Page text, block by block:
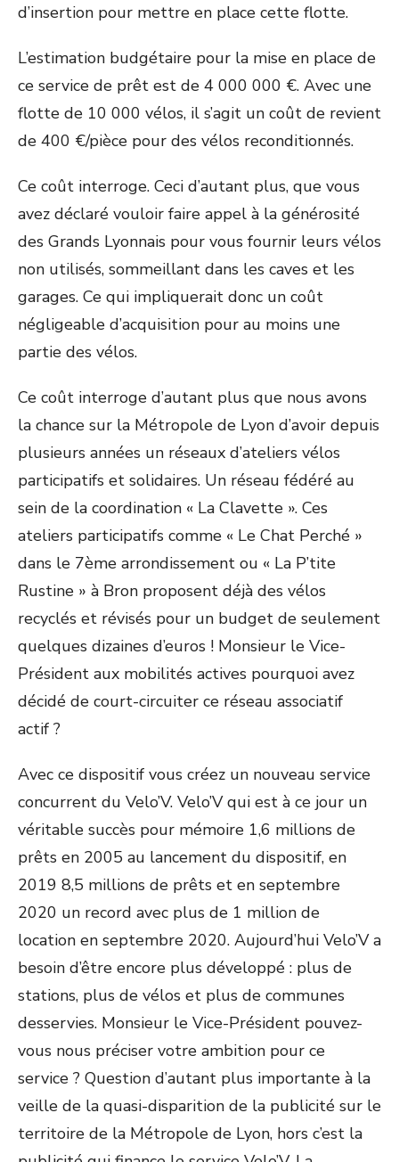
d’insertion pour mettre en place cette flotte.
L’estimation budgétaire pour la mise en place de
ce service de prêt est de 4 000 000 €. Avec une
flotte de 10 000 vélos, il s’agit un coût de revient
de 400 €/pièce pour des vélos reconditionnés.
Ce coût interroge. Ceci d’autant plus, que vous
avez déclaré vouloir faire appel à la générosité
des Grands Lyonnais pour vous fournir leurs vélos
non utilisés, sommeillant dans les caves et les
garages. Ce qui impliquerait donc un coût
négligeable d’acquisition pour au moins une
partie des vélos.
Ce coût interroge d’autant plus que nous avons
la chance sur la Métropole de Lyon d’avoir depuis
plusieurs années un réseaux d’ateliers vélos
participatifs et solidaires. Un réseau fédéré au
sein de la coordination « La Clavette ». Ces
ateliers participatifs comme « Le Chat Perché »
dans le 7ème arrondissement ou « La P’tite
Rustine » à Bron proposent déjà des vélos
recyclés et révisés pour un budget de seulement
quelques dizaines d’euros ! Monsieur le Vice-
Président aux mobilités actives pourquoi avez
décidé de court-circuiter ce réseau associatif
actif ?
Avec ce dispositif vous créez un nouveau service
concurrent du Velo’V. Velo’V qui est à ce jour un
véritable succès pour mémoire 1,6 millions de
prêts en 2005 au lancement du dispositif, en
2019 8,5 millions de prêts et en septembre
2020 un record avec plus de 1 million de
location en septembre 2020. Aujourd’hui Velo’V a
besoin d’être encore plus développé : plus de
stations, plus de vélos et plus de communes
desservies. Monsieur le Vice-Président pouvez-
vous nous préciser votre ambition pour ce
service ? Question d’autant plus importante à la
veille de la quasi-disparition de la publicité sur le
territoire de la Métropole de Lyon, hors c’est la